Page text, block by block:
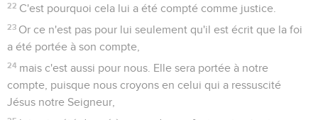
22 C'est pourquoi cela lui a été compté comme justice.
23 Or ce n'est pas pour lui seulement qu'il est écrit que la foi
a été portée à son compte,
24 mais c'est aussi pour nous. Elle sera portée à notre
compte, puisque nous croyons en celui qui a ressuscité
Jésus notre Seigneur,